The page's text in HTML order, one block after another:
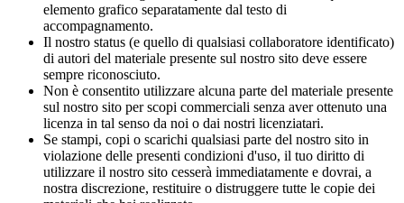
elemento grafico separatamente dal testo di
accompagnamento.
Il nostro status (e quello di qualsiasi collaboratore identificato)
di autori del materiale presente sul nostro sito deve essere
sempre riconosciuto.
Non è consentito utilizzare alcuna parte del materiale presente
sul nostro sito per scopi commerciali senza aver ottenuto una
licenza in tal senso da noi o dai nostri licenziatari.
Se stampi, copi o scarichi qualsiasi parte del nostro sito in
violazione delle presenti condizioni d'uso, il tuo diritto di
utilizzare il nostro sito cesserà immediatamente e dovrai, a
nostra discrezione, restituire o distruggere tutte le copie dei